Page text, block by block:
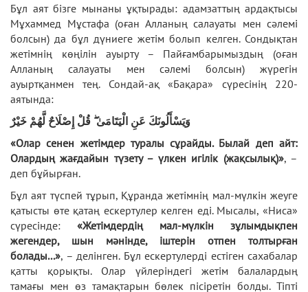
Бұл аят бізге мынаны ұқтырады: адамзаттың ардақтысы
Мұхаммед Мұстафа (оған Алланың салауаты мен сәлемі
болсын) да бұл дүниеге жетім болып келген. Сондықтан
жетімнің көңілін ауырту – Пайғамбарымыздың (оған
Алланың салауаты мен сәлемі болсын) жүрегін
ауыртқанмен тең. Сондай-ақ «Бақара» сүресінің 220-
аятында:
وَيَسْأَلُونَكَ عَنِ الْيَتَامَىٰ ۖ قُلْ إِصْلَاحٌ لَّهُمْ خَيْرٌ
«Олар сенен жетімдер туралы сұрайды. Былай деп айт:
Олардың жағдайын түзету – үлкен игілік (жақсылық)», –
деп бұйырған.
Бұл аят түспей тұрып, Құранда жетімнің мал-мүлкін жеуге
қатысты өте қатаң ескертулер келген еді. Мысалы, «Ниса»
сүресінде: «Жетімдердің мал-мүлкін зұлымдықпен
жегендер, шын мәнінде, іштерін отпен толтырған
болады...», – делінген. Бұл ескертулерді естіген сахабалар
қатты қорықты. Олар үйлеріндегі жетім балалардың
тамағы мен өз тамақтарын бөлек пісіретін болды. Тіпті